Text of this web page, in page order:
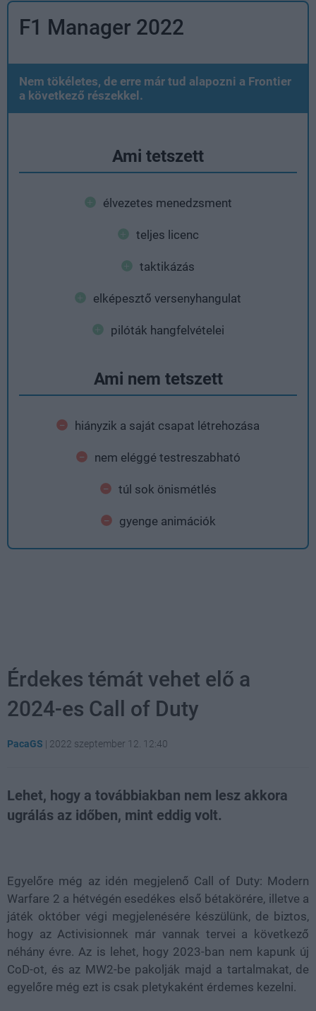
F1 Manager 2022
Nem tökéletes, de erre már tud alapozni a Frontier
a következő részekkel.
Ami tetszett
élvezetes menedzsment
teljes licenc
taktikázás
elképesztő versenyhangulat
pilóták hangfelvételei
Ami nem tetszett
hiányzik a saját csapat létrehozása
nem eléggé testreszabható
túl sok önismétlés
gyenge animációk
Érdekes témát vehet elő a
2024-es Call of Duty
PacaGS | 2022 szeptember 12. 12:40
Lehet, hogy a továbbiakban nem lesz akkora
ugrálás az időben, mint eddig volt.
Egyelőre még az idén megjelenő Call of Duty: Modern
Warfare 2 a hétvégén esedékes első bétakörére, illetve a
játék október végi megjelenésére készülünk, de biztos,
hogy az Activisionnek már vannak tervei a következő
néhány évre. Az is lehet, hogy 2023-ban nem kapunk új
CoD-ot, és az MW2-be pakolják majd a tartalmakat, de
egyelőre még ezt is csak pletykaként érdemes kezelni.